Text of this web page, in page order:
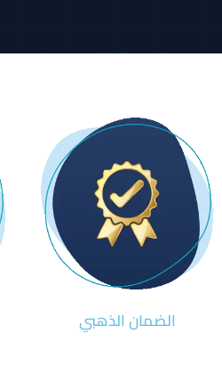
الضمان الذهبي